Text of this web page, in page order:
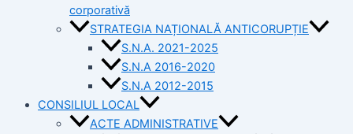
corporativă
STRATEGIA NAȚIONALĂ ANTICORUPȚIE
S.N.A. 2021-2025
S.N.A 2016-2020
S.N.A 2012-2015
CONSILIUL LOCAL
ACTE ADMINISTRATIVE